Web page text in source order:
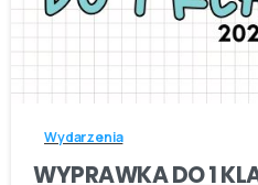
Wydarzenia
WYPRAWKA DO 1